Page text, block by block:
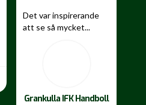
Det var inspirerande
att se så mycket...
Grankulla IFK Handboll